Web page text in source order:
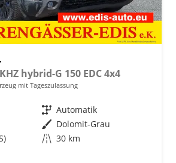
hybrid-G 150 EDC 4x4
mit Tageszulassung
Getriebe Automatik
Außenfarbe Dolomit-Grau
Kilometerstand 30 km